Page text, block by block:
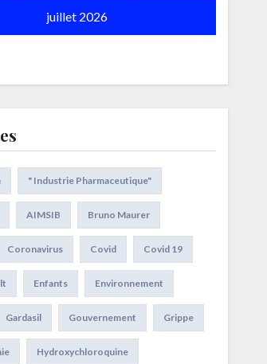
juillet 2026
" Industrie Pharmaceutique"
AIMSIB Bruno Maurer
Coronavirus Covid Covid 19
Enfants Environnement
Gardasil Gouvernement Grippe
Hydroxychloroquine